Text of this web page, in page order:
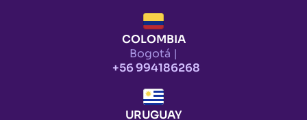
COLOMBIA
Bogotá |
+56 994186268
URUGUAY